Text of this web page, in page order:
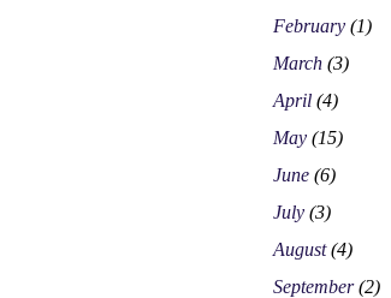
February(1)
March(3)
April(4)
May(15)
June(6)
July(3)
August(4)
September(2)